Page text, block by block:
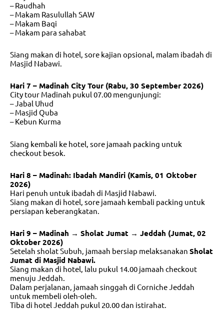
– Raudhah
– Makam Rasulullah SAW
– Makam Baqi
– Makam para sahabat
Siang makan di hotel, sore kajian opsional, malam ibadah di
Masjid Nabawi.
Hari 7 – Madinah City Tour (Rabu, 30 September 2026)
City tour Madinah pukul 07.00 mengunjungi:
– Jabal Uhud
– Masjid Quba
– Kebun Kurma
Siang kembali ke hotel, sore jamaah packing untuk
checkout besok.
Hari 8 – Madinah: Ibadah Mandiri (Kamis, 01 Oktober
2026)
Hari penuh untuk ibadah di Masjid Nabawi.
Siang makan di hotel, sore jamaah kembali packing untuk
persiapan keberangkatan.
Hari 9 – Madinah → Sholat Jumat → Jeddah (Jumat, 02
Oktober 2026)
Setelah sholat Subuh, jamaah bersiap melaksanakan Sholat
Jumat di Masjid Nabawi.
Siang makan di hotel, lalu pukul 14.00 jamaah checkout
menuju Jeddah.
Dalam perjalanan, jamaah singgah di Corniche Jeddah
untuk membeli oleh-oleh.
Tiba di hotel Jeddah pukul 20.00 dan istirahat.